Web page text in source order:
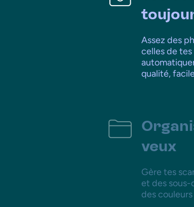
Assez des
celles de
qualité,
veux
Gère tes
et des sous-
des